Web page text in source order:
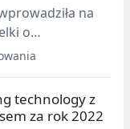
na
o
technology z
za rok 2022